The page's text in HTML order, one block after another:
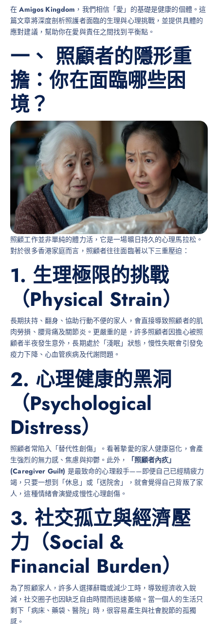
在Amigos Kingdom ，我們相信「愛」的基礎是健康的個體。這
篇文章將深度剖析照護者面臨的生理與心理挑戰，並提供具體的
應對建議，幫助你在愛與責任之間找到平衡點。
一、 照顧者的隱形重
擔：你在面臨哪些困
境？
照顧工作並非單純的體力活，它是一場曠日持久的心理馬拉松。
對於很多香港家庭而言，照顧者往往面臨著以下三重壓迫：
1. 生理極限的挑戰
（Physical Strain）
長期扶持、翻身、協助行動不便的家人，會直接導致照顧者的肌
肉勞損、腰背痛及關節炎。更嚴重的是，許多照顧者因擔心被照
顧者半夜發生意外，長期處於「淺眠」狀態，慢性失眠會引發免
疫力下降、心血管疾病及代謝問題。
2. 心理健康的黑洞
（Psychological
Distress）
照顧者常陷入「替代性創傷」。看著摯愛的家人健康惡化，會產
生強烈的無力感、焦慮與抑鬱。此外，
「照顧者內疚」
(Caregiver Guilt) 是最致命的心理殺手——即便自己已經精疲力
竭，只要一想到「休息」或「送院舍」，就會覺得自己背叛了家
人，這種情緒會演變成慢性心理創傷。
3. 社交孤立與經濟壓
力（Social &
Financial Burden）
為了照顧家人，許多人選擇辭職或減少工時，導致經濟收入銳
減，社交圈子也因缺乏自由時間而迅速萎縮。當一個人的生活只
剩下「病床、藥袋、醫院」時，很容易產生與社會脫節的孤獨
感。